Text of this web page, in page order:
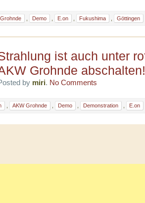
Demo E.on Fukushima Göttingen
ist auch unter
Grohnde abschalten!
by miri. No Comments
, AKW Grohnde , Demo , Demonstration , E.on